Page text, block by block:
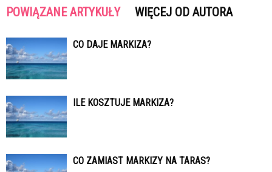
POWIĄZANE ARTYKUŁY WIĘCEJ OD AUTORA
CO DAJE MARKIZA?
ILE KOSZTUJE MARKIZA?
CO ZAMIAST MARKIZY NA TARAS?